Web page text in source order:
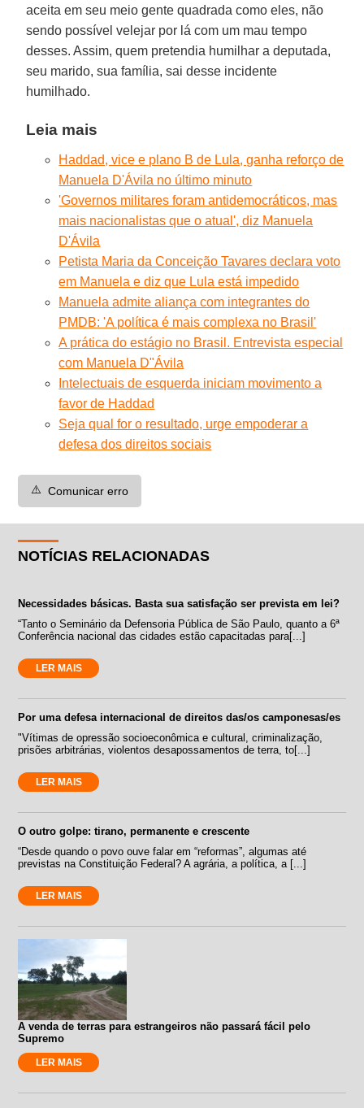
aceita em seu meio gente quadrada como eles, não
sendo possível velejar por lá com um mau tempo
desses. Assim, quem pretendia humilhar a deputada,
seu marido, sua família, sai desse incidente
humilhado.
Leia mais
Haddad, vice e plano B de Lula, ganha reforço de
Manuela D'Ávila no último minuto
'Governos militares foram antidemocráticos, mas
mais nacionalistas que o atual', diz Manuela
D'Ávila
Petista Maria da Conceição Tavares declara voto
em Manuela e diz que Lula está impedido
Manuela admite aliança com integrantes do
PMDB: 'A política é mais complexa no Brasil'
A prática do estágio no Brasil. Entrevista especial
com Manuela D"Ávila
Intelectuais de esquerda iniciam movimento a
favor de Haddad
Seja qual for o resultado, urge empoderar a
defesa dos direitos sociais
⚠️ Comunicar erro
NOTÍCIAS RELACIONADAS
Necessidades básicas. Basta sua satisfação ser prevista em lei?
“Tanto o Seminário da Defensoria Pública de São Paulo, quanto a 6ª
Conferência nacional das cidades estão capacitadas para[...]
LER MAIS
Por uma defesa internacional de direitos das/os camponesas/es
"Vítimas de opressão socioeconômica e cultural, criminalização,
prisões arbitrárias, violentos desapossamentos de terra, to[...]
LER MAIS
O outro golpe: tirano, permanente e crescente
“Desde quando o povo ouve falar em “reformas”, algumas até
previstas na Constituição Federal? A agrária, a política, a [...]
LER MAIS
A venda de terras para estrangeiros não passará fácil pelo
Supremo
LER MAIS